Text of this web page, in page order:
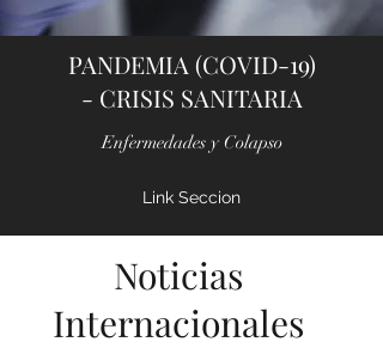
PANDEMIA (COVID-19)
- CRISIS SANITARIA
Enfermedades y Colapso
Link Seccion
Noticias
Internacionales